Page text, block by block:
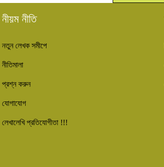
নীয়ম নীতি
নতুন লেখক সমীপে
নীতিমালা
প্রশ্ন করুন
যোগাযোগ
লেখালেখি প্রতিযোগীতা !!!